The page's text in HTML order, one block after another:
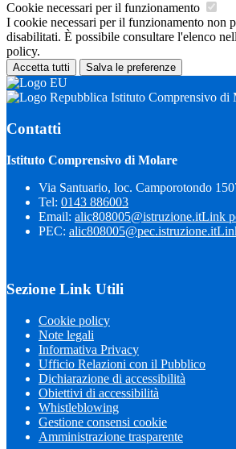
Cookie necessari per il funzionamento
I cookie necessari per il funzionamento non
disabilitati. È possibile consultare l'elenco
policy.
Accetta tutti Salva le preferenze
Istituto Comprensivo di
Contatti
Istituto Comprensivo di Molare
Via Santuario, loc. Camporotondo
Tel: 0143 886003
Email: alic808005@istruzione.itLink
PEC: alic808005@pec.istruzione.it
Sezione Link Utili
Cookie policy
Note legali
Informativa Privacy
Ufficio Relazioni con il Pubblico
Dichiarazione di accessibilità
Obiettivi di accessibilità
Whistleblowing
Gestione consensi cookie
Amministrazione trasparente